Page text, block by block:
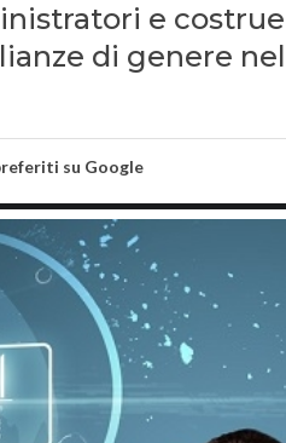
e
di genere
su Google